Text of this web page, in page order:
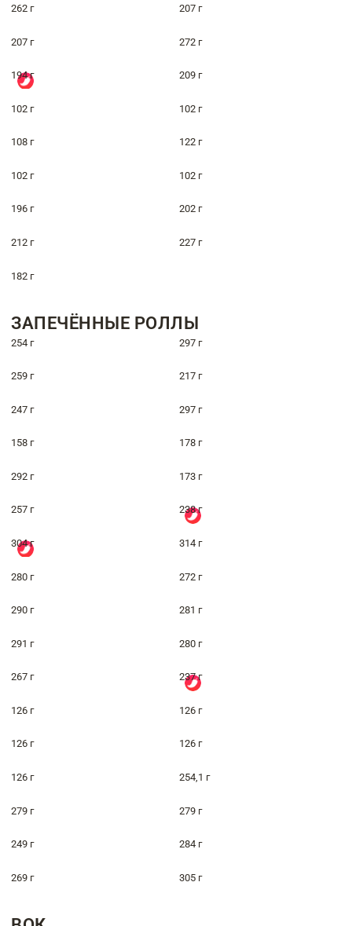
262 г 207 г
207 г 272 г
194 г 209 г
102 г 102 г
108 г 122 г
102 г 102 г
196 г 202 г
212 г 227 г
182 г
ЗАПЕЧЁННЫЕ РОЛЛЫ
254 г 297 г
259 г 217 г
247 г 297 г
158 г 178 г
292 г 173 г
257 г 238 г
304 г 314 г
280 г 272 г
290 г 281 г
291 г 280 г
267 г 237 г
126 г 126 г
126 г 126 г
126 г 254,1 г
279 г 279 г
249 г 284 г
269 г 305 г